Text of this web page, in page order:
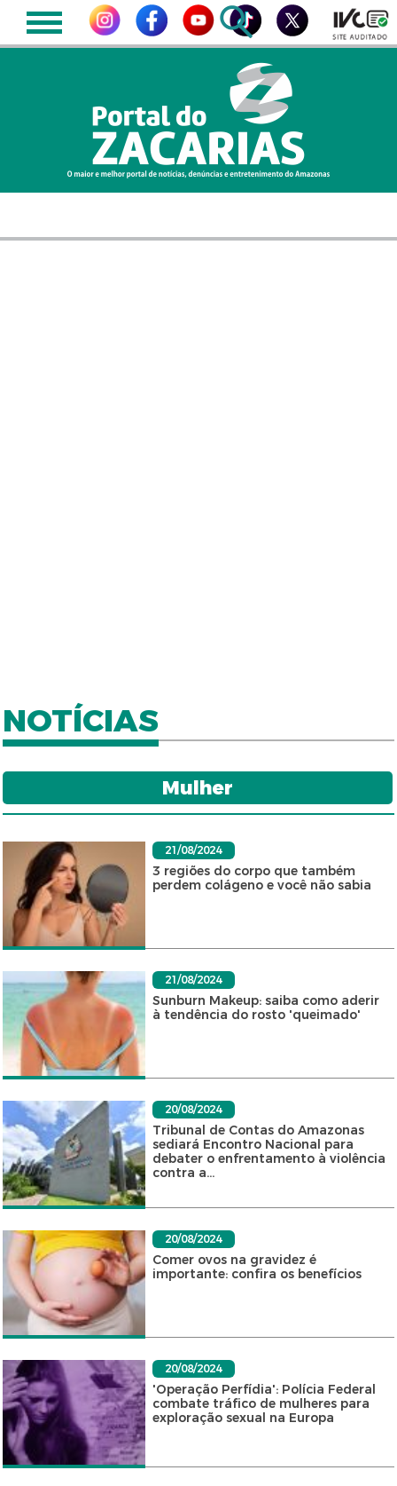
NOTÍCIAS
Mulher
21/08/2024
3 regiões do corpo que também
perdem colágeno e você não sabia
21/08/2024
Sunburn Makeup: saiba como aderir
à tendência do rosto 'queimado'
20/08/2024
Tribunal de Contas do Amazonas
sediará Encontro Nacional para
debater o enfrentamento à violência
contra a...
20/08/2024
Comer ovos na gravidez é
importante: confira os benefícios
20/08/2024
'Operação Perfídia': Polícia Federal
combate tráfico de mulheres para
exploração sexual na Europa